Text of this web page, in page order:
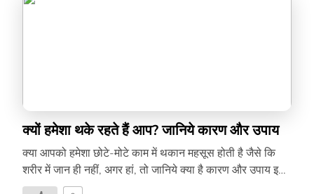
क्यों हमेशा थके रहते हैं आप? जानिये कारण और उपाय
क्या आपको हमेशा छोटे-मोटे काम में थकान महसूस होती है जैसे कि
शरीर में जान ही नहीं, अगर हां, तो जानिये क्या है कारण और उपाय इस
लेख में –